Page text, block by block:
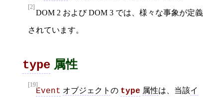
[2]
DOM 2 および DOM 3 では、様々な事象が定義
されています。
type属性
[19]
Event オブジェクト の type 属性は、当該イ